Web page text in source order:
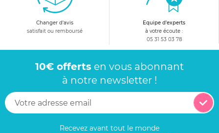
Changer d'avis
satisfait ou remboursé
Equipe d'experts
à votre écoute :
05 31 53 03 78
10€ offerts en vous abonnant
à notre newsletter !
Recevez avant tout le monde